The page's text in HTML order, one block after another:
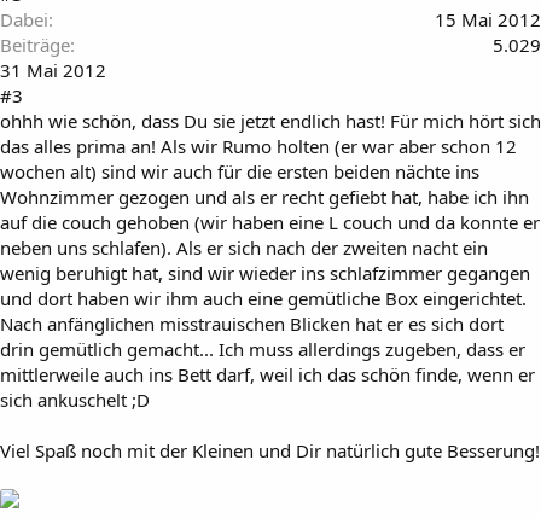
Dabei
15 Mai 2012
Beiträge
5.029
31 Mai 2012
#3
ohhh wie schön, dass Du sie jetzt endlich hast! Für mich hört sich
das alles prima an! Als wir Rumo holten (er war aber schon 12
wochen alt) sind wir auch für die ersten beiden nächte ins
Wohnzimmer gezogen und als er recht gefiebt hat, habe ich ihn
auf die couch gehoben (wir haben eine L couch und da konnte er
neben uns schlafen). Als er sich nach der zweiten nacht ein
wenig beruhigt hat, sind wir wieder ins schlafzimmer gegangen
und dort haben wir ihm auch eine gemütliche Box eingerichtet.
Nach anfänglichen misstrauischen Blicken hat er es sich dort
drin gemütlich gemacht... Ich muss allerdings zugeben, dass er
mittlerweile auch ins Bett darf, weil ich das schön finde, wenn er
sich ankuschelt ;D
Viel Spaß noch mit der Kleinen und Dir natürlich gute Besserung!